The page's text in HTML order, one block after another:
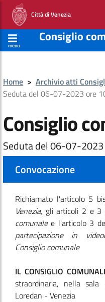
Città di Venezia
menu
Consiglio
Home > Archivio atti
Seduta del 06-07-2023 ore
Consiglio
Seduta del 06-07-
Convocazione
Richiamato l'articolo 5
Venezia, gli articoli 2 e 3
comunalee l'articolo 3
partecipazione in
Consiglio comunale
IL CONSIGLIO
straordinaria, nella
Loredan - Venezia